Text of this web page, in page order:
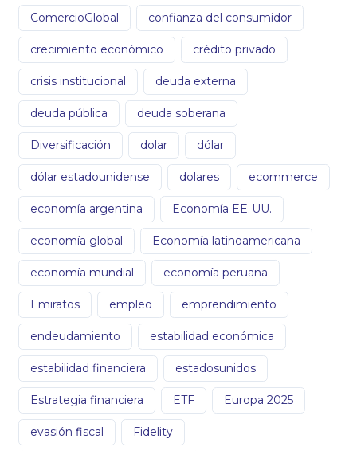
ComercioGlobal confianza del consumidor
crecimiento económico crédito privado
crisis institucional deuda externa
deuda pública deuda soberana
Diversificación dolar dólar
dólar estadounidense dolares ecommerce
economía argentina Economía EE. UU.
economía global Economía latinoamericana
economía mundial economía peruana
Emiratos empleo emprendimiento
endeudamiento estabilidad económica
estabilidad financiera estadosunidos
Estrategia financiera ETF Europa 2025
evasión fiscal Fidelity